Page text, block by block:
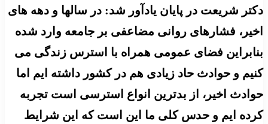
دکتر شریعت در پایان یادآور شد: در سالها و دهه های
اخیر، فشارهای روانی مضاعفی بر جامعه وارد شده
بنابراین فضای عمومی همراه با استرس زندگی می
کنیم و حوادث حاد زیادی هم در کشور داشته ایم اما
حوادث اخیر، از بدترین انواع استرسی است تجربه
کرده ایم و حدس کلی ما این است که این شرایط